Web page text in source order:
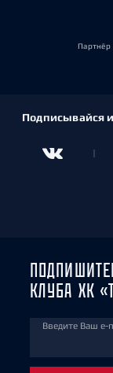
Партнёр
Подписывайся
КЛУБА ХК
Введите Ваш e-